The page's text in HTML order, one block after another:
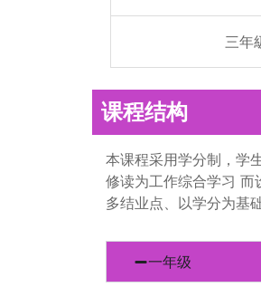
三年
课程结构
本课程采用学分制，学
修读为工作综合学习 而
多结业点、以学分为基
一年级